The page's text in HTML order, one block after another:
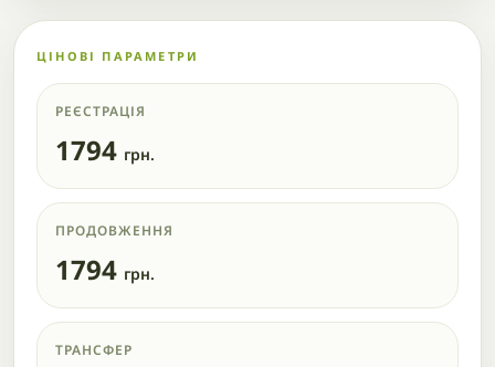
ЦІНОВІ ПАРАМЕТРИ
РЕЄСТРАЦІЯ
1794 грн.
ПРОДОВЖЕННЯ
1794 грн.
ТРАНСФЕР